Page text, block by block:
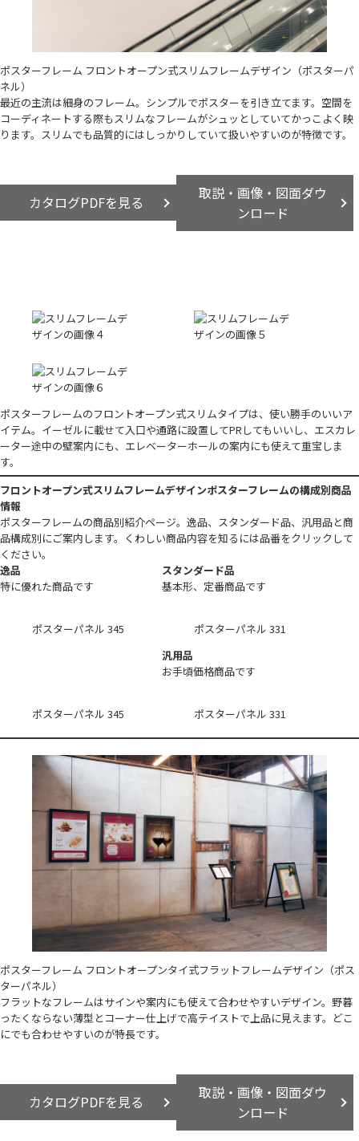
ポスターフレーム フロントオープン式スリムフレームデザイン（ポスターパ
ネル）
最近の主流は細身のフレーム。シンプルでポスターを引き立てます。空間を
コーディネートする際もスリムなフレームがシュッとしていてかっこよく映
ります。スリムでも品質的にはしっかりしていて扱いやすいのが特徴です。
カタログPDFを見る
取説・画像・図面ダウ
ンロード
ポスターフレームのフロントオープン式スリムタイプは、使い勝手のいいア
イテム。イーゼルに載せて入口や通路に設置してPRしてもいいし、エスカレ
ーター途中の壁案内にも、エレベーターホールの案内にも使えて重宝しま
す。
フロントオープン式スリムフレームデザインポスターフレームの構成別商品
情報
ポスターフレームの商品別紹介ページ。逸品、スタンダード品、汎用品と商
品構成別にご案内します。くわしい商品内容を知るには品番をクリックして
ください。
逸品
特に優れた商品です
ポスターパネル 345
スタンダード品
基本形、定番商品です
ポスターパネル 331
ポスターパネル 345
汎用品
お手頃価格商品です
ポスターパネル 331
ポスターフレーム フロントオープンタイ式フラットフレームデザイン（ポス
ターパネル）
フラットなフレームはサインや案内にも使えて合わせやすいデザイン。野暮
ったくならない薄型とコーナー仕上げで高テイストで上品に見えます。どこ
にでも合わせやすいのが特長です。
カタログPDFを見る
取説・画像・図面ダウ
ンロード